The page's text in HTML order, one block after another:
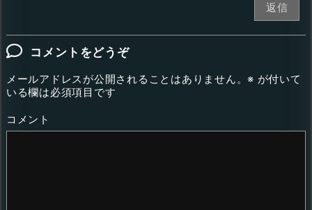
返信
コメントをどうぞ
メールアドレスが公開されることはありません。 ※ が付いて
いる欄は必須項目です
コメント